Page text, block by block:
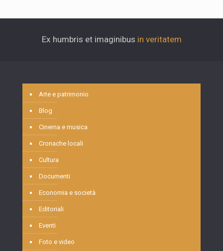
Ex humbris et imaginibus in veritatem
Arte e patrimonio
Blog
Cinema e musica
Cronache locali
Cultura
Documenti
Economia e società
Editoriali
Eventi
Foto e video